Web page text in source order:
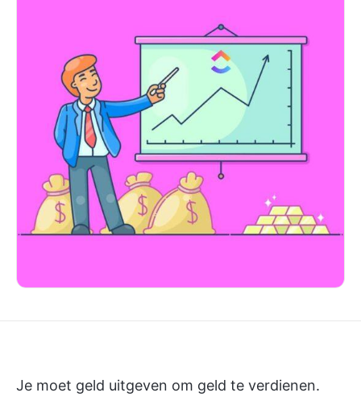
Je moet geld uitgeven om geld te verdienen.